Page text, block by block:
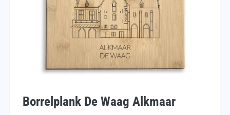
Borrelplank De Waag Alkmaar